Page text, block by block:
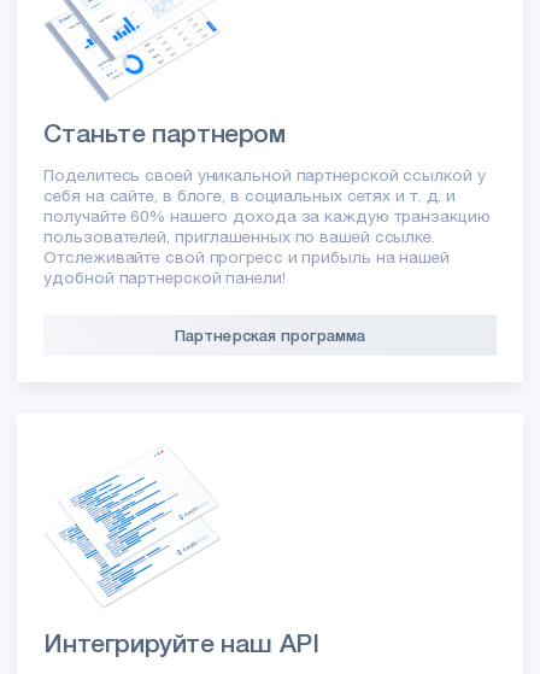
Станьте партнером
Поделитесь своей уникальной партнерской ссылкой у
себя на сайте, в блоге, в социальных сетях и т. д. и
получайте 60% нашего дохода за каждую транзакцию
пользователей, приглашенных по вашей ссылке.
Отслеживайте свой прогресс и прибыль на нашей
удобной партнерской панели!
Партнерская программа
Интегрируйте наш API